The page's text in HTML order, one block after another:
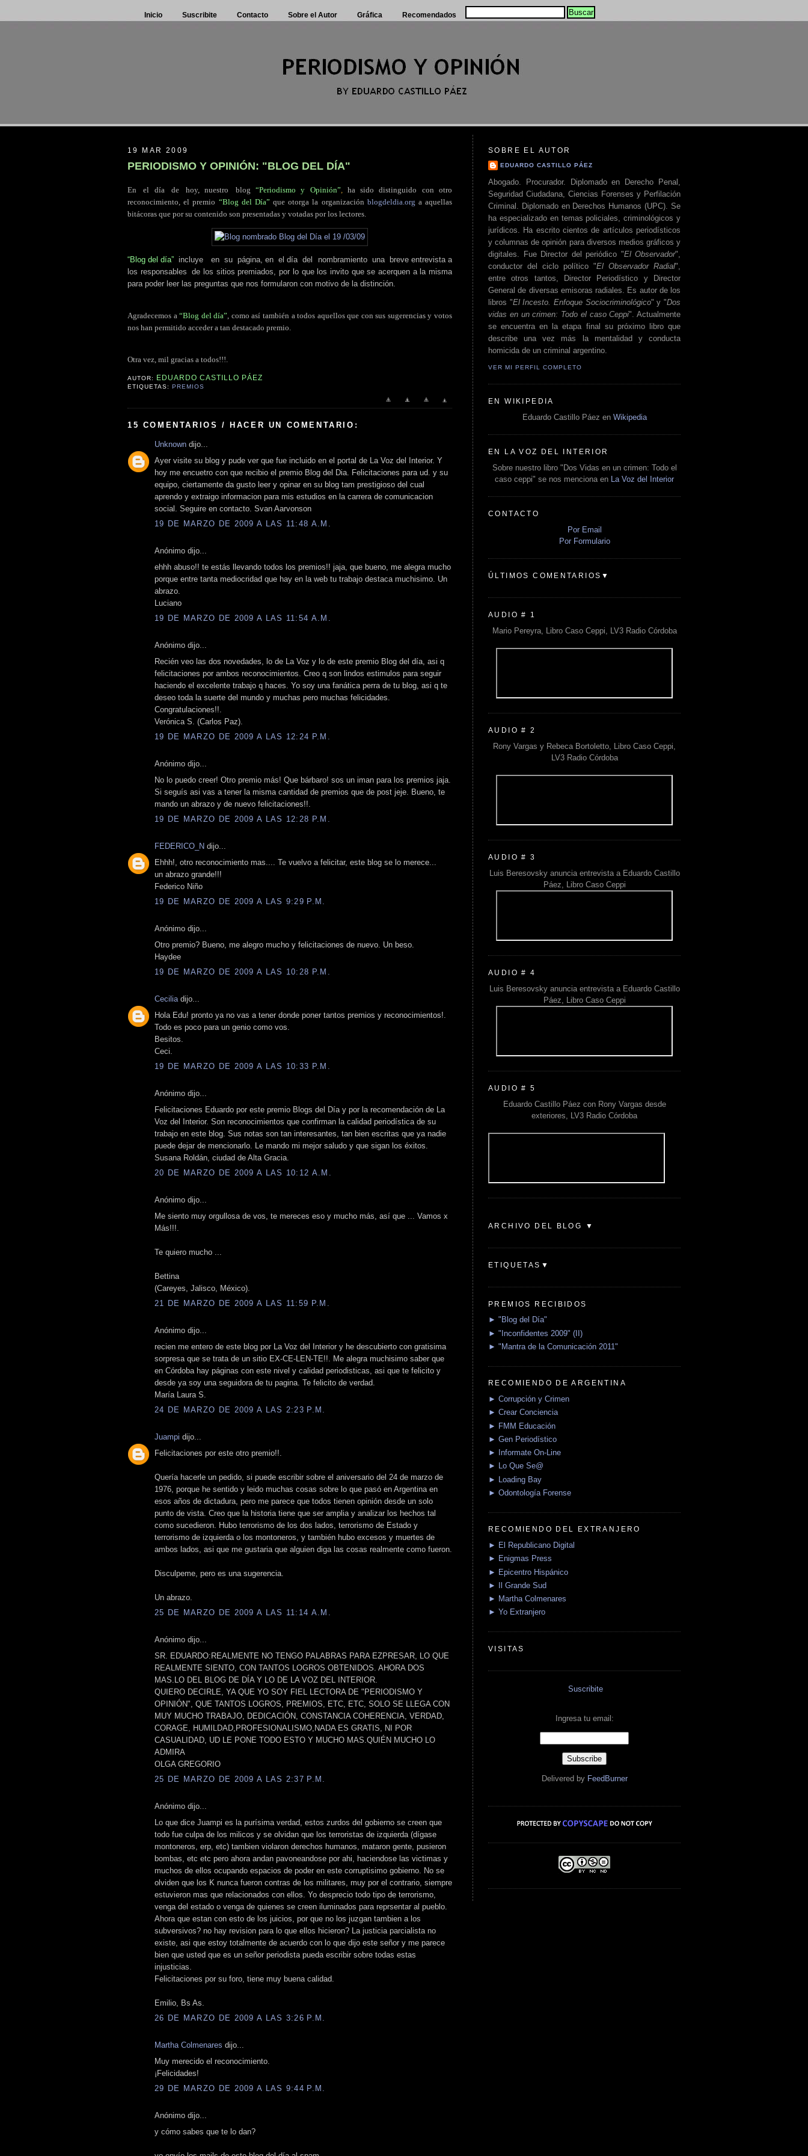
Inicio Suscribite Contacto Sobre el Autor Gráfica Recomendados
19 MAR 2009
PERIODISMO Y OPINIÓN: "BLOG DEL DÍA"
En el día. de. hoy, nuestro blog “Periodismo y Opinión”, ha sido distinguido con otro
reconocimiento, el premio “Blog del Día” que otorga la organización blogdeldia.org a aquellas
bitácoras que por su contenido son presentadas y votadas por los lectores.
“Blog del día” .incluye en. su página, en .el día .del nombramiento una. breve entrevista a
los responsables .de los sitios premiados, por lo que los invito que se acerquen a la misma
para poder leer las preguntas que nos formularon con motivo de la distinción.
Agradecemos a “Blog del día”, como así también a todos aquellos que con sus sugerencias y votos
nos han permitido acceder a tan destacado premio.
Otra vez, mil gracias a todos!!!.
AUTOR: EDUARDO CASTILLO PÁEZ
ETIQUETAS: PREMIOS
15 COMENTARIOS / HACER UN COMENTARIO:
Unknown dijo...
Ayer visite su blog y pude ver que fue incluido en el portal de La Voz del Interior. Y
hoy me encuetro con que recibio el premio Blog del Dia. Felicitaciones para ud. y su
equipo, ciertamente da gusto leer y opinar en su blog tam prestigioso del cual
aprendo y extraigo informacion para mis estudios en la carrera de comunicacion
social. Seguire en contacto. Svan Aarvonson
19 DE MARZO DE 2009 A LAS 11:48 A.M.
Anónimo dijo...
ehhh abuso!! te estás llevando todos los premios!! jaja, que bueno, me alegra mucho
porque entre tanta mediocridad que hay en la web tu trabajo destaca muchisimo. Un
abrazo.
Luciano
19 DE MARZO DE 2009 A LAS 11:54 A.M.
Anónimo dijo...
Recién veo las dos novedades, lo de La Voz y lo de este premio Blog del día, asi q
felicitaciones por ambos reconocimientos. Creo q son lindos estimulos para seguir
haciendo el excelente trabajo q haces. Yo soy una fanática perra de tu blog, asi q te
deseo toda la suerte del mundo y muchas pero muchas felicidades.
Congratulaciones!!.
Verónica S. (Carlos Paz).
19 DE MARZO DE 2009 A LAS 12:24 P.M.
Anónimo dijo...
No lo puedo creer! Otro premio más! Que bárbaro! sos un iman para los premios jaja.
Si seguís asi vas a tener la misma cantidad de premios que de post jeje. Bueno, te
mando un abrazo y de nuevo felicitaciones!!.
19 DE MARZO DE 2009 A LAS 12:28 P.M.
FEDERICO_N dijo...
Ehhh!, otro reconocimiento mas.... Te vuelvo a felicitar, este blog se lo merece...
un abrazo grande!!!
Federico Niño
19 DE MARZO DE 2009 A LAS 9:29 P.M.
Anónimo dijo...
Otro premio? Bueno, me alegro mucho y felicitaciones de nuevo. Un beso.
Haydee
19 DE MARZO DE 2009 A LAS 10:28 P.M.
Ceciliadijo...
Hola Edu! pronto ya no vas a tener donde poner tantos premios y reconocimientos!.
Todo es poco para un genio como vos.
Besitos.
Ceci.
19 DE MARZO DE 2009 A LAS 10:33 P.M.
Anónimo dijo...
Felicitaciones Eduardo por este premio Blogs del Día y por la recomendación de La
Voz del Interior. Son reconocimientos que confirman la calidad periodística de su
trabajo en este blog. Sus notas son tan interesantes, tan bien escritas que ya nadie
puede dejar de mencionarlo. Le mando mi mejor saludo y que sigan los éxitos.
Susana Roldán, ciudad de Alta Gracia.
20 DE MARZO DE 2009 A LAS 10:12 A.M.
Anónimo dijo...
Me siento muy orgullosa de vos, te mereces eso y mucho más, así que ... Vamos x
Más!!!.
Te quiero mucho ...
Bettina
(Careyes, Jalisco, México).
21 DE MARZO DE 2009 A LAS 11:59 P.M.
Anónimo dijo...
recien me entero de este blog por La Voz del Interior y he descubierto con gratisima
sorpresa que se trata de un sitio EX-CE-LEN-TE!!. Me alegra muchisimo saber que
en Córdoba hay páginas con este nivel y calidad periodisticas, asi que te felicito y
desde ya soy una seguidora de tu pagina. Te felicito de verdad.
María Laura S.
24 DE MARZO DE 2009 A LAS 2:23 P.M.
Juampi dijo...
Felicitaciones por este otro premio!!.
Quería hacerle un pedido, si puede escribir sobre el aniversario del 24 de marzo de
1976, porque he sentido y leido muchas cosas sobre lo que pasó en Argentina en
esos años de dictadura, pero me parece que todos tienen opinión desde un solo
punto de vista. Creo que la historia tiene que ser amplia y analizar los hechos tal
como sucedieron. Hubo terrorismo de los dos lados, terrorismo de Estado y
terrorismo de izquierda o los montoneros, y también hubo excesos y muertes de
ambos lados, asi que me gustaria que alguien diga las cosas realmente como fueron.
Disculpeme, pero es una sugerencia.
Un abrazo.
25 DE MARZO DE 2009 A LAS 11:14 A.M.
Anónimo dijo...
SR. EDUARDO:REALMENTE NO TENGO PALABRAS PARA EZPRESAR, LO QUE
REALMENTE SIENTO, CON TANTOS LOGROS OBTENIDOS. AHORA DOS
MAS.LO DEL BLOG DE DÍA Y LO DE LA VOZ DEL INTERIOR.
QUIERO DECIRLE, YA QUE YO SOY FIEL LECTORA DE "PERIODISMO Y
OPINIÓN", QUE TANTOS LOGROS, PREMIOS, ETC, ETC, SOLO SE LLEGA CON
MUY MUCHO TRABAJO, DEDICACIÓN, CONSTANCIA COHERENCIA, VERDAD,
CORAGE, HUMILDAD,PROFESIONALISMO,NADA ES GRATIS, NI POR
CASUALIDAD, UD LE PONE TODO ESTO Y MUCHO MAS.QUIÉN MUCHO LO
ADMIRA
OLGA GREGORIO
25 DE MARZO DE 2009 A LAS 2:37 P.M.
Anónimo dijo...
Lo que dice Juampi es la purísima verdad, estos zurdos del gobierno se creen que
todo fue culpa de los milicos y se olvidan que los terroristas de izquierda (dígase
montoneros, erp, etc) tambien violaron derechos humanos, mataron gente, pusieron
bombas, etc etc pero ahora andan pavoneandose por ahi, haciendose las victimas y
muchos de ellos ocupando espacios de poder en este corruptisimo gobierno. No se
olviden que los K nunca fueron contras de los militares, muy por el contrario, siempre
estuvieron mas que relacionados con ellos. Yo desprecio todo tipo de terrorismo,
venga del estado o venga de quienes se creen iluminados para reprsentar al pueblo.
Ahora que estan con esto de los juicios, por que no los juzgan tambien a los
subversivos? no hay revision para lo que ellos hicieron? La justicia parcialista no
existe, asi que estoy totalmente de acuerdo con lo que dijo este señor y me parece
bien que usted que es un señor periodista pueda escribir sobre todas estas
injusticias.
Felicitaciones por su foro, tiene muy buena calidad.
Emilio, Bs As.
26 DE MARZO DE 2009 A LAS 3:26 P.M.
Martha Colmenares dijo...
Muy merecido el reconocimiento.
¡Felicidades!
29 DE MARZO DE 2009 A LAS 9:44 P.M.
Anónimo dijo...
y cómo sabes que te lo dan?
SOBRE EL AUTOR
EDUARDO CASTILLO PÁEZ
Abogado. Procurador. Diplomado en Derecho Penal,
Seguridad Ciudadana, Ciencias Forenses y Perfilación
Criminal. Diplomado en Derechos Humanos (UPC). Se
ha especializado en temas policiales, criminológicos y
jurídicos. Ha escrito cientos de artículos periodísticos
y columnas de opinión para diversos medios gráficos y
digitales. Fue Director del periódico "El Observador",
conductor del ciclo político "El Observador Radial",
entre otros tantos, Director Periodístico y Director
General de diversas emisoras radiales. Es autor de los
libros "El Incesto. Enfoque Sociocriminológico" y "Dos
vidas en un crimen: Todo el caso Ceppi". Actualmente
se encuentra en la etapa final su próximo libro que
describe una vez más la mentalidad y conducta
homicida de un criminal argentino.
VER MI PERFIL COMPLETO
EN WIKIPEDIA
Eduardo Castillo Páez en Wikipedia
EN LA VOZ DEL INTERIOR
Sobre nuestro libro "Dos Vidas en un crimen: Todo el
caso ceppi" se nos menciona en
La Voz del Interior
CONTACTO
Por Email
Por Formulario
ÚLTIMOS COMENTARIOS▼
AUDIO # 1
Mario Pereyra, Libro Caso Ceppi, LV3 Radio Córdoba
AUDIO # 2
Rony Vargas y Rebeca Bortoletto, Libro Caso Ceppi,
LV3 Radio Córdoba
AUDIO # 3
Luis Beresovsky anuncia entrevista a Eduardo Castillo
Páez, Libro Caso Ceppi
AUDIO # 4
Luis Beresovsky anuncia entrevista a Eduardo Castillo
Páez, Libro Caso Ceppi
AUDIO # 5
Eduardo Castillo Páez con Rony Vargas desde
exteriores, LV3 Radio Córdoba
ARCHIVO DEL BLOG ▼
ETIQUETAS▼
PREMIOS RECIBIDOS
► "Blog del Día"
► "Inconfidentes 2009" (II)
► "Mantra de la Comunicación 2011"
RECOMIENDO DE ARGENTINA
► Corrupción y Crimen
► Crear Conciencia
► FMM Educación
► Gen Periodístico
► Informate On-Line
► Lo Que Se@
► Loading Bay
► Odontología Forense
RECOMIENDO DEL EXTRANJERO
► El Republicano Digital
► Enigmas Press
► Epicentro Hispánico
► Il Grande Sud
► Martha Colmenares
► Yo Extranjero
VISITAS
Suscribite
Ingresa tu email:
Delivered by FeedBurner